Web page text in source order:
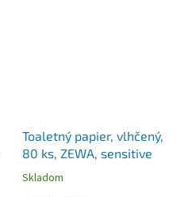
Toaletný papier, vlhčený,
80 ks, ZEWA, sensitive
Skladom